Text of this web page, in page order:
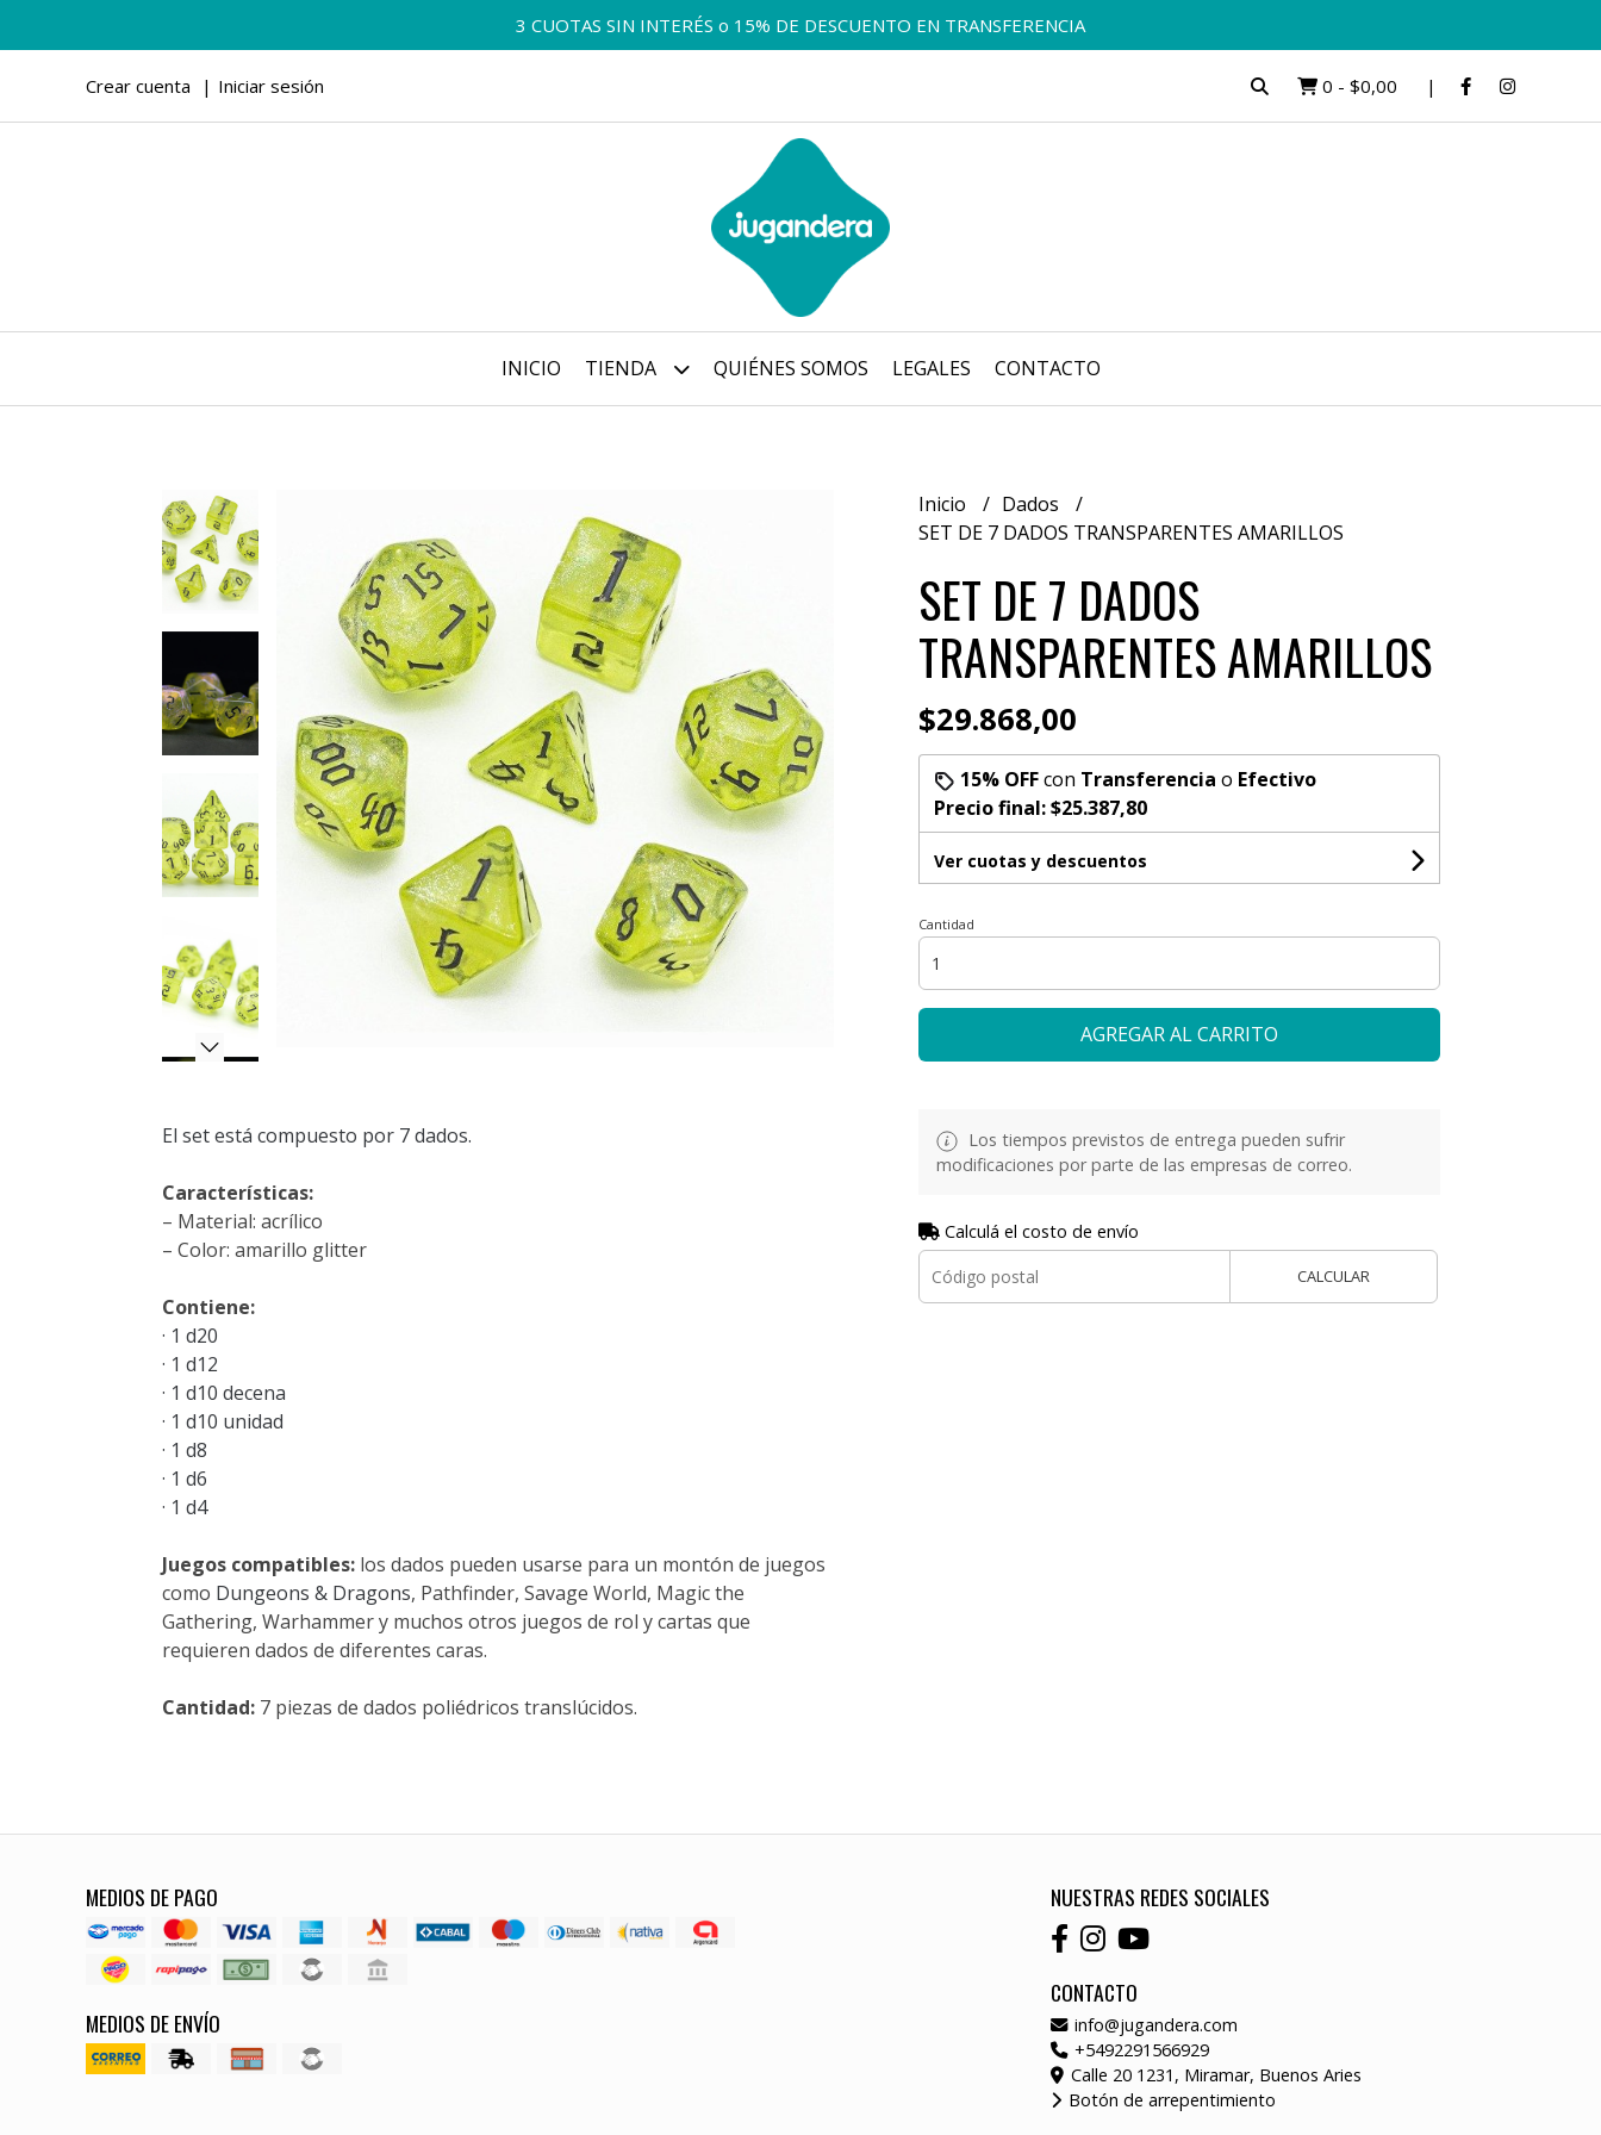
3 CUOTAS SIN INTERÉS o 15% DE DESCUENTO EN TRANSFERENCIA
Crear cuenta Iniciar sesión 0 - $0,00
INICIO TIENDA QUIÉNES SOMOS LEGALES CONTACTO
El set está compuesto por 7 dados.
Características:
– Material: acrílico
– Color: amarillo glitter
Contiene:
· 1 d20
· 1 d12
· 1 d10 decena
· 1 d10 unidad
· 1 d8
· 1 d6
· 1 d4
Juegos compatibles:los dados pueden usarse para un montón de juegos
como Dungeons & Dragons, Pathfinder, Savage World, Magic the
Gathering, Warhammer y muchos otros juegos de rol y cartas que
requieren dados de diferentes caras.
Cantidad:7 piezas de dados poliédricos translúcidos.
Inicio
Dados
SET DE 7 DADOS TRANSPARENTES AMARILLOS
SET DE 7 DADOS
TRANSPARENTES AMARILLOS
$29.868,00
15% OFFcon Transferencia o Efectivo
Precio final:$25.387,80
Ver cuotas y descuentos
Cantidad
AGREGAR AL CARRITO
Los tiempos previstos de entrega pueden sufrir
modificaciones por parte de las empresas de correo.
Calculá el costo de envío
CALCULAR
MEDIOS DE PAGO
MEDIOS DE ENVÍO
NUESTRAS REDES SOCIALES
CONTACTO
info@jugandera.com
+5492291566929
Calle 20 1231, Miramar, Buenos Aries
Botón de arrepentimiento